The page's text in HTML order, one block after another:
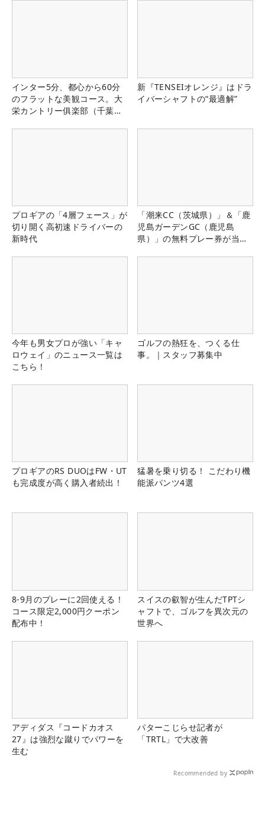
インター5分、都心から60分
のフラットな美観コース。大
栄カントリー俱楽部（千葉
新『TENSEIオレンジ』はドラ
イバーシャフトの“最適解”
プロギアの「4層フェース」が
切り開く高初速ドライバーの
新時代
「潮来CC（茨城県）」＆「鹿
児島ガーデンGC（鹿児島
県）」の無料プレー券が当た
今年も男女プロが強い「キャ
ロウェイ」のニュース一覧は
こちら！
ゴルフの熱狂を、つくる仕
事。｜スタッフ募集中
プロギアのRS DUOはFW・UT
も完成度が高く購入者続出！
猛暑を乗り切る！ こだわり機
能派パンツ4選
8-9月のプレーに2回使える！
コース限定2,000円クーポン
配布中！
スイスの叡智が生んだTPTシ
ャフトで、ゴルフを異次元の
世界へ
アディダス『コードカオス
27』は強烈な蹴りでパワーを
生む
パターこじらせ記者が
「TRTL」で大改善
Recommended by